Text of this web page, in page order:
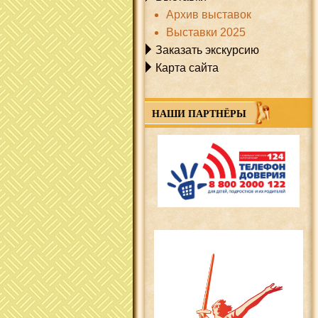
Архив выставок
Выставки 2025
Заказать экскурсию
Карта сайта
НАШИ ПАРТНЁРЫ